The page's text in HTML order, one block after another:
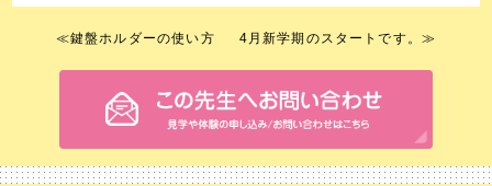
≪鍵盤ホルダーの使い方 4月新学期のスタートです。≫